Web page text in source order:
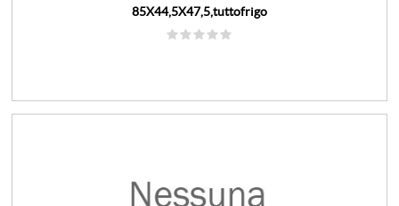
85X44,5X47,5,tuttofrigo